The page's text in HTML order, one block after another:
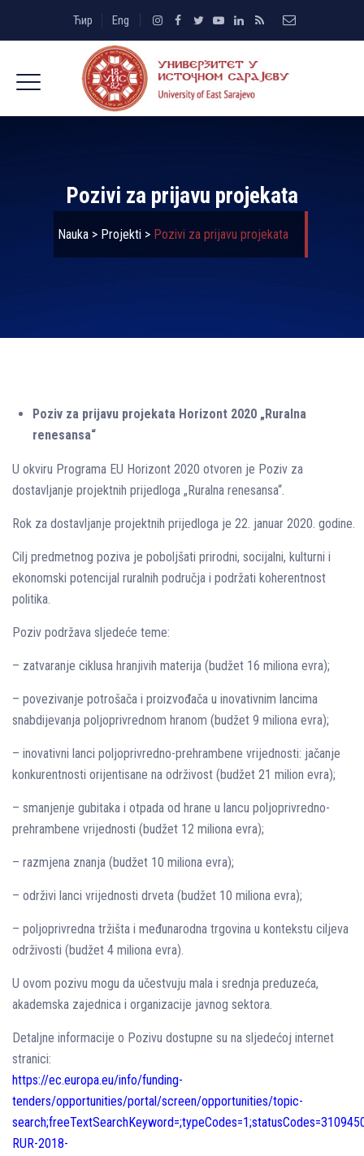
Ћир Eng
Pozivi za prijavu projekata
Nauka > Projekti > Pozivi za prijavu projekata
Poziv za prijavu projekata Horizont 2020 „Ruralna
renesansa“
U okviru Programa EU Horizont 2020 otvoren je Poziv za
dostavljanje projektnih prijedloga „Ruralna renesansa“.
Rok za dostavljanje projektnih prijedloga je 22. januar 2020. godine.
Cilj predmetnog poziva je poboljšati prirodni, socijalni, kulturni i
ekonomski potencijal ruralnih područja i podržati koherentnost
politika.
Poziv podržava sljedeće teme:
– zatvaranje ciklusa hranjivih materija (budžet 16 miliona evra);
– povezivanje potrošača i proizvođača u inovativnim lancima
snabdijevanja poljoprivrednom hranom (budžet 9 miliona evra);
– inovativni lanci poljoprivredno-prehrambene vrijednosti: jačanje
konkurentnosti orijentisane na održivost (budžet 21 milion evra);
– smanjenje gubitaka i otpada od hrane u lancu poljoprivredno-
prehrambene vrijednosti (budžet 12 miliona evra);
– razmjena znanja (budžet 10 miliona evra);
– održivi lanci vrijednosti drveta (budžet 10 miliona evra);
– poljoprivredna tržišta i međunarodna trgovina u kontekstu ciljeva
održivosti (budžet 4 miliona evra).
U ovom pozivu mogu da učestvuju mala i srednja preduzeća,
akademska zajednica i organizacije javnog sektora.
Detaljne informacije o Pozivu dostupne su na sljedećoj internet
stranici:
https://ec.europa.eu/info/funding-
tenders/opportunities/portal/screen/opportunities/topic-
RUR-2018-